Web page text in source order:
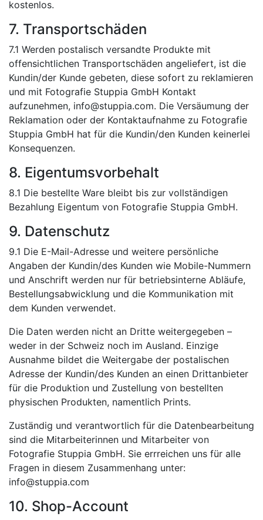
kostenlos.
7. Transportschäden
7.1 Werden postalisch versandte Produkte mit
offensichtlichen Transportschäden angeliefert, ist die
Kundin/der Kunde gebeten, diese sofort zu reklamieren
und mit Fotografie Stuppia GmbH Kontakt
aufzunehmen, info@stuppia.com. Die Versäumung der
Reklamation oder der Kontaktaufnahme zu Fotografie
Stuppia GmbH hat für die Kundin/den Kunden keinerlei
Konsequenzen.
8. Eigentumsvorbehalt
8.1 Die bestellte Ware bleibt bis zur vollständigen
Bezahlung Eigentum von Fotografie Stuppia GmbH.
9. Datenschutz
9.1 Die E-Mail-Adresse und weitere persönliche
Angaben der Kundin/des Kunden wie Mobile-Nummern
und Anschrift werden nur für betriebsinterne Abläufe,
Bestellungsabwicklung und die Kommunikation mit
dem Kunden verwendet.
Die Daten werden nicht an Dritte weitergegeben –
weder in der Schweiz noch im Ausland. Einzige
Ausnahme bildet die Weitergabe der postalischen
Adresse der Kundin/des Kunden an einen Drittanbieter
für die Produktion und Zustellung von bestellten
physischen Produkten, namentlich Prints.
Zuständig und verantwortlich für die Datenbearbeitung
sind die Mitarbeiterinnen und Mitarbeiter von
Fotografie Stuppia GmbH. Sie errreichen uns für alle
Fragen in diesem Zusammenhang unter:
info@stuppia.com
10. Shop-Account